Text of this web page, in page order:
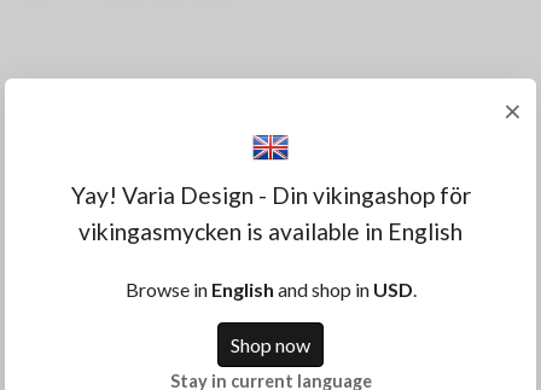
høyeste kvalitet med motiv av Nidhögg.
×
Yay! Varia Design - Din vikingashop för
vikingasmycken is available in English
Browse in English and shop in USD.
Shop now
Stay in current language